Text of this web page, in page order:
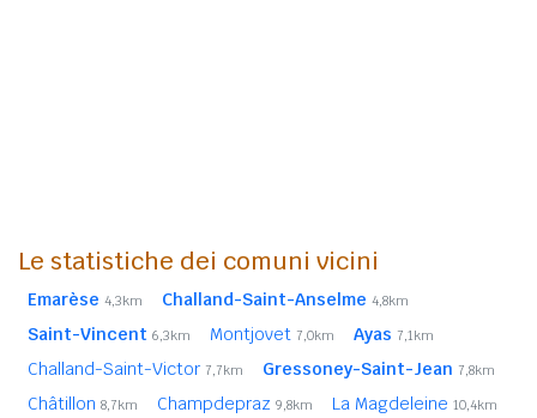
Le statistiche dei comuni vicini
Emarèse 4,3km Challand-Saint-Anselme 4,8km
Saint-Vincent 6,3km Montjovet 7,0km Ayas 7,1km
Challand-Saint-Victor 7,7km Gressoney-Saint-Jean 7,8km
Châtillon 8,7km Champdepraz 9,8km La Magdeleine 10,4km